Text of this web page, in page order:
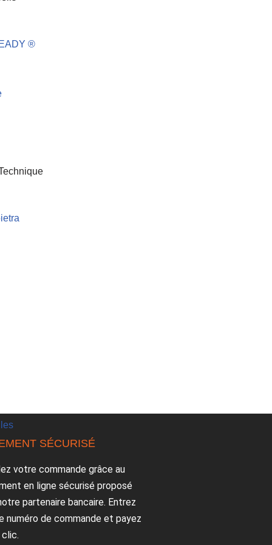
®
SÉCURISÉ
votre commande grâce au
en ligne sécurisé proposé
partenaire bancaire. Entrez
numéro de commande et payez